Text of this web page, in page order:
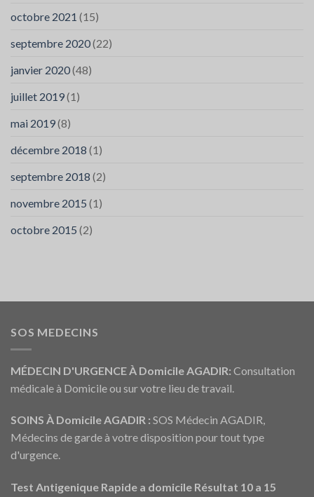
octobre 2021 (15)
septembre 2020(22)
janvier 2020(48)
juillet 2019(1)
mai 2019(8)
décembre 2018 (1)
septembre 2018 (2)
novembre 2015 (1)
octobre 2015 (2)
SOS MEDECINS
MÉDECIN D'URGENCE À Domicile AGADIR: Consultation
médicale à Domicile ou sur votre lieu de travail.
SOINS À Domicile AGADIR : SOS Médecin AGADIR,
Médecins de garde à votre disposition pour tout type
d'urgence.
Test Antigenique Rapide a domicile Résultat 10 a 15